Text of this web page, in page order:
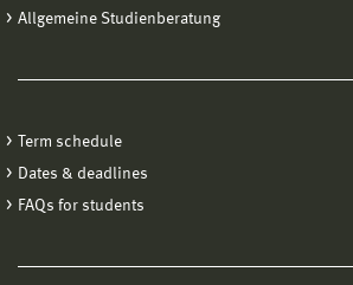
Allgemeine Studienberatung
Term schedule
Dates & deadlines
FAQs for students